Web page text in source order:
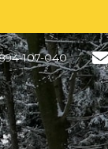
107-040